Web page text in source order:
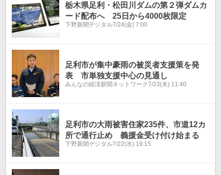
栃木県足利・松田川ダムの第２弾ダムカ
ード配布へ 25日から4000枚限定
下野新聞デジタル7/24(金) 7:00
足利市が集中豪雨の被災者支援策を発
表 市単独支援中心の見通し
みんなの経済新聞ネットワーク7/23(木) 11:40
足利市の大雨被害住家235件、市道12カ
所で通行止め 義援金受け付け始まる
下野新聞デジタル7/22(水) 19:15